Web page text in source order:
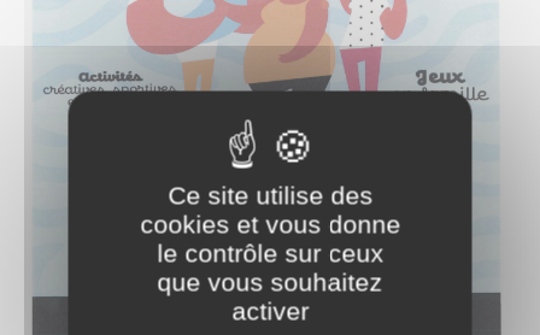
Ce site utilise des
cookies et vous donne
le contrôle sur ceux
que vous souhaitez
activer